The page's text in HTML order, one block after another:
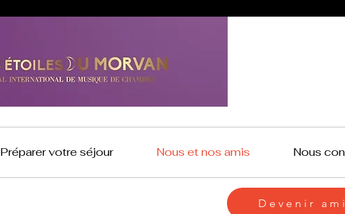
Préparer votre séjour Nous et nos amis Nous
Devenir ami